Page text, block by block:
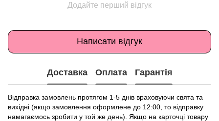
Додайте перший відгук
Написати відгук
Доставка Оплата Гарантія
Відправка замовлень протягом 1-5 днів враховуючи свята та
вихідні (якщо замовлення оформлене до 12:00, то відправку
намагаємось зробити у той же день). Якщо на карточці товару